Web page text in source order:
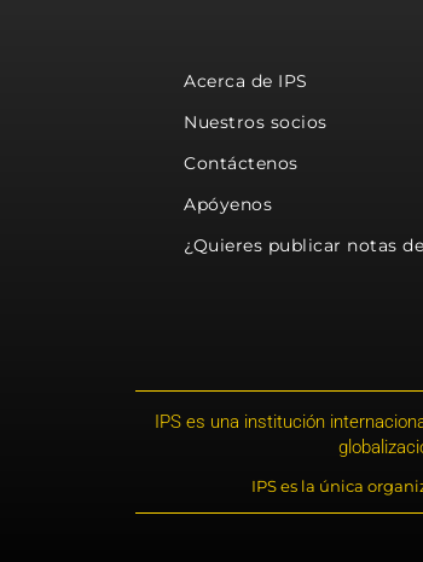
Acerca de IPS
Nuestros socios
Contáctenos
Apóyenos
¿Quieres publicar notas
IPS es una institución
IPS es la única